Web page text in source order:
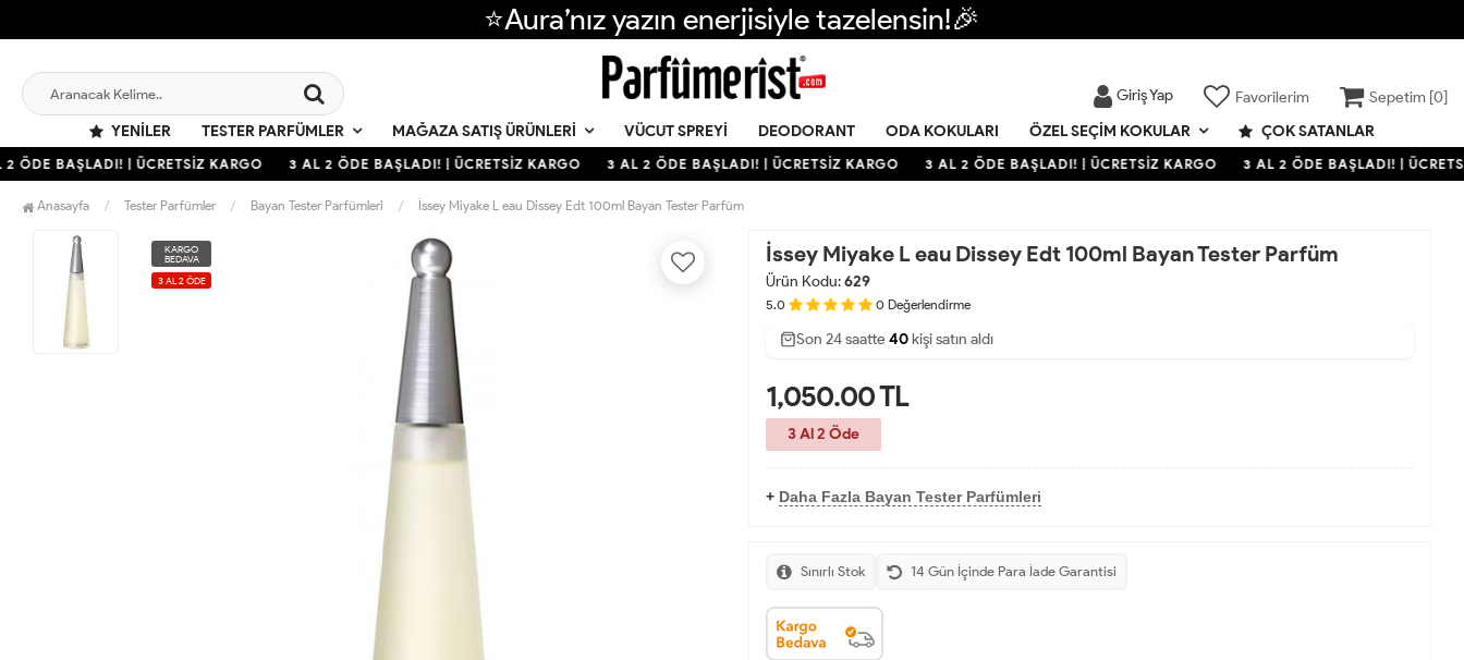
⭐Aura’nız yazın enerjisiyle tazelensin!🎉
Giriş Yap Favorilerim Sepetim [0]
YENILER
TESTER PARFÜMLER MAĞAZA SATIŞ ÜRÜNLERI VÜCUT SPREYI DEODORANT ODA KOKULARI ÖZEL SEÇIM KOKULAR ÇOK SATANLAR
ÖDE BAŞLADI! | ÜCRETSİZ KARGO 3 AL 2 ÖDE BAŞLADI! | ÜCRETSİZ KARGO 3 AL 2 ÖDE BAŞLADI! | ÜCRETSİZ KARGO 3 AL 2 ÖDE BAŞLADI! | ÜCRETSİZ KARGO 3 AL 2 ÖDE BAŞLADI! |
Anasayfa Tester Parfümler Bayan Tester Parfümleri İssey Miyake L eau Dissey Edt 100ml Bayan Tester Parfüm
KARGO
BEDAVA
3 AL 2 ÖDE
İssey Miyake L eau Dissey Edt 100ml Bayan Tester Parfüm
Ürün Kodu:629
5.0 0 Değerlendirme
45 94
Son 24 saatte 40kişi satın aldı
1,050.00TL
3 Al 2 Öde
+ Daha Fazla Bayan Tester Parfümleri
Sınırlı Stok 14 Gün İçinde Para İade Garantisi